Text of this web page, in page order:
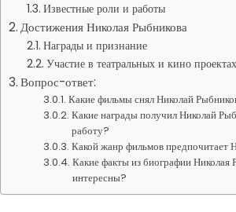
Известные роли и работы
Достижения Николая Рыбникова
Награды и признание
Участие в театральных и кино проектах
Вопрос-ответ:
Какие фильмы снял Николай
Какие награды получил Николай
работу?
Какой жанр фильмов предпочитает
Какие факты из биографии Николая
интересны?